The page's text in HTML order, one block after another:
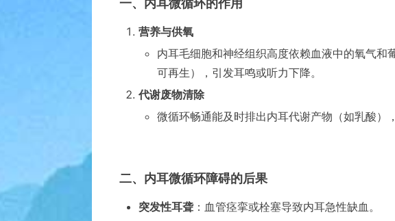
营养与供氧
内耳毛细胞和神经组织高度依赖血液中的氧气和
可再生），引发耳鸣或听力下降。
代谢废物清除
微循环畅通能及时排出内耳代谢产物（如乳酸）
二、内耳微循环障碍的后果
突发性耳聋：血管痉挛或栓塞导致内耳急性缺血。